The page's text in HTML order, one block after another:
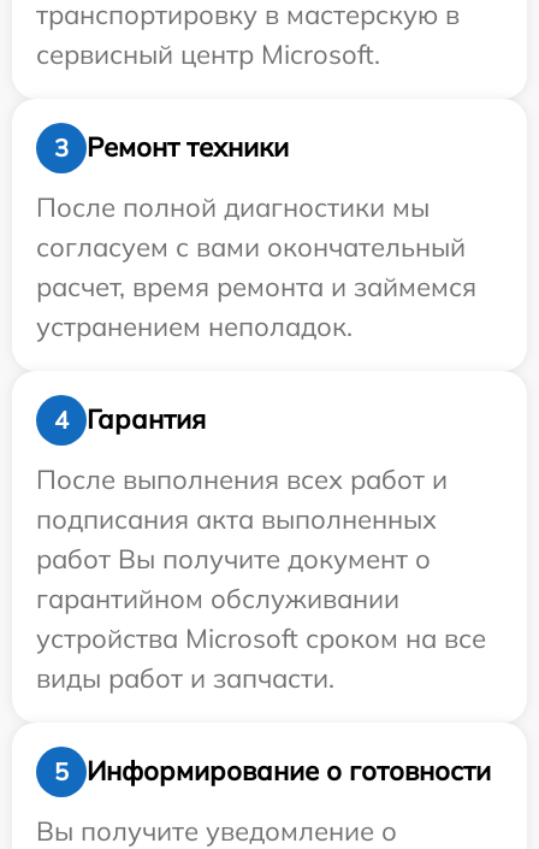
транспортировку в мастерскую в
сервисный центр Microsoft.
3
Ремонт техники
После полной диагностики мы
согласуем с вами окончательный
расчет, время ремонта и займемся
устранением неполадок.
4
Гарантия
После выполнения всех работ и
подписания акта выполненных
работ Вы получите документ о
гарантийном обслуживании
устройства Microsoft сроком на все
виды работ и запчасти.
5
Информирование о готовности
Вы получите уведомление о